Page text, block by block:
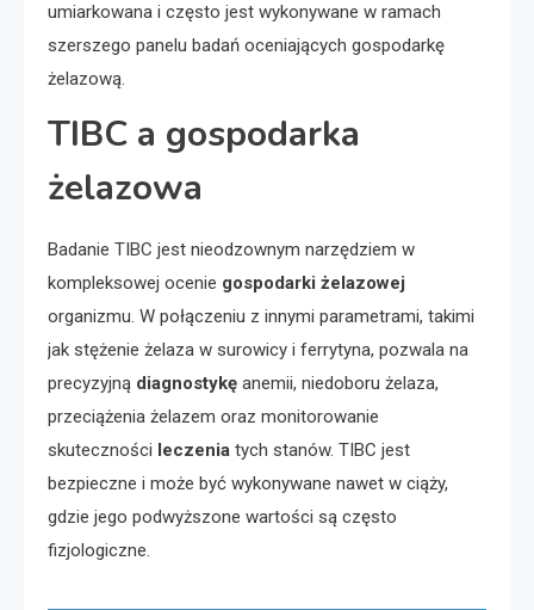
umiarkowana i często jest wykonywane w ramach
szerszego panelu badań oceniających gospodarkę
żelazową.
TIBC a gospodarka
żelazowa
Badanie TIBC jest nieodzownym narzędziem w
kompleksowej ocenie gospodarki żelazowej
organizmu. W połączeniu z innymi parametrami, takimi
jak stężenie żelaza w surowicy i ferrytyna, pozwala na
precyzyjną diagnostykę anemii, niedoboru żelaza,
przeciążenia żelazem oraz monitorowanie
skuteczności leczenia tych stanów. TIBC jest
bezpieczne i może być wykonywane nawet w ciąży,
gdzie jego podwyższone wartości są często
fizjologiczne.